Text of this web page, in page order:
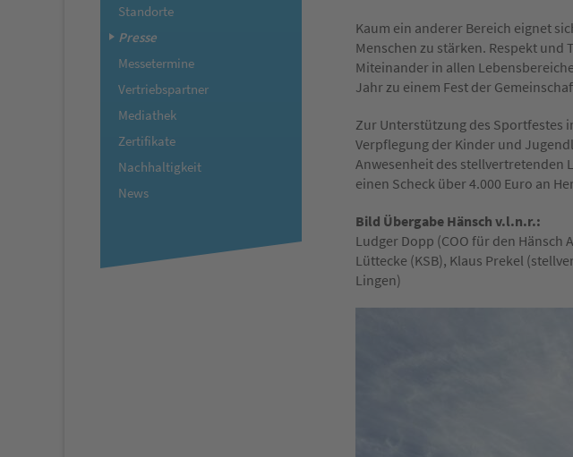
Standorte
Presse
Messetermine
Vertriebspartner
Mediathek
Zertifikate
Nachhaltigkeit
News
Kaum ein anderer Bereich eignet
Menschen zu stärken. Respekt
Miteinander in allen
Jahr zu einem Fest der
Zur Unterstützung des Sportfestes
Verpflegung der Kinder und
Anwesenheit des stellvertretenden
einen Scheck über 4.000 Euro an
Bild Übergabe Hänsch v.l.n.r.:
Ludger Dopp (COO für den
Lüttecke (KSB), Klaus Prekel
Lingen)